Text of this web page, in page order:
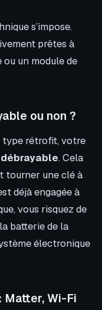
s’impose.
prêtes à
un module de
ou non ?
type rétrofit, votre
débrayable. Cela
tourner une clé à
déjà engagée à
vous risquez de
batterie de la
électronique
Matter, Wi-Fi